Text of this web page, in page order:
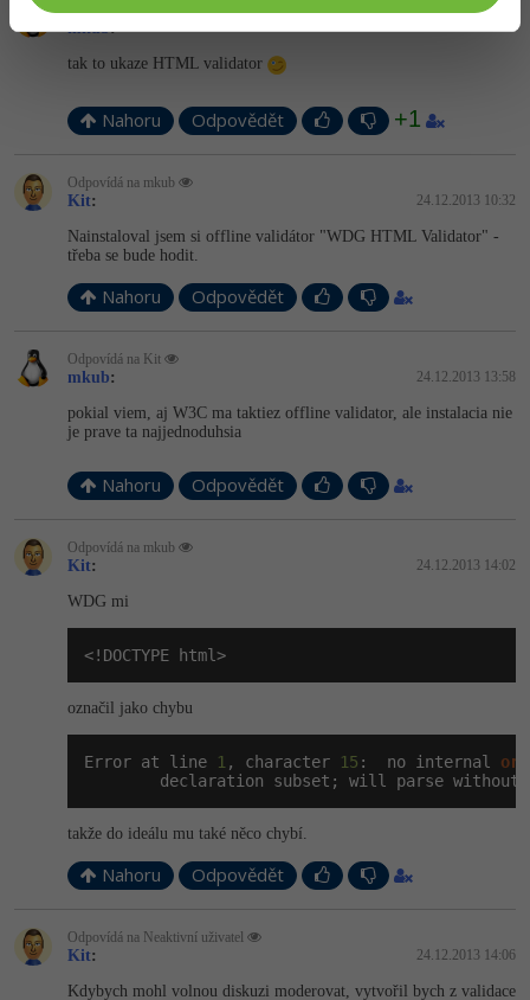
Odpovídá na Snorlax
mkub: 24.12.2013 2:04
tak to ukaze HTML validator
Nahoru Odpovědět +1
Odpovídá na mkub
Kit: 24.12.2013 10:32
Nainstaloval jsem si offline validátor "WDG HTML Validator" -
třeba se bude hodit.
Nahoru Odpovědět
Odpovídá na Kit
mkub: 24.12.2013 13:58
pokial viem, aj W3C ma taktiez offline validator, ale instalacia nie
je prave ta najjednoduhsia
Nahoru Odpovědět
Odpovídá na mkub
Kit: 24.12.2013 14:02
WDG mi
<!DOCTYPE html>
označil jako chybu
Error at line 1 , character 15 :  no internal or
declaration subset; will parse without
takže do ideálu mu také něco chybí.
Nahoru Odpovědět
Odpovídá na Neaktivní uživatel
Kit: 24.12.2013 14:06
Kdybych mohl volnou diskuzi moderovat, vytvořil bych z validace